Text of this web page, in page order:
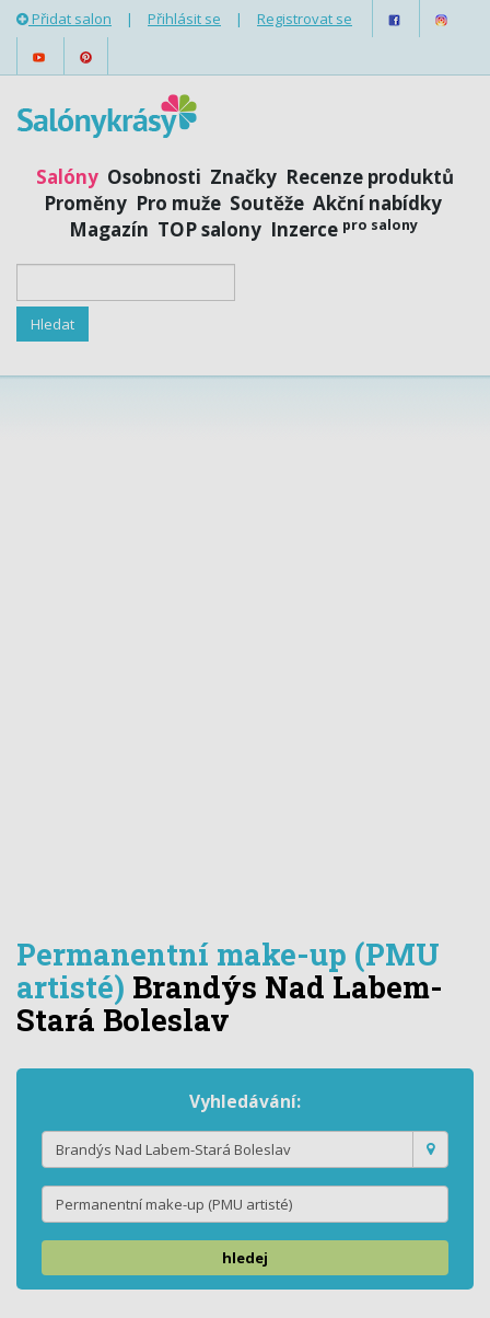
Přidat salon | Přihlásit se | Registrovat se
Salóny Osobnosti Značky Recenze produktů
Proměny Pro muže Soutěže Akční nabídky
Magazín TOP salony Inzerce pro salony
Permanentní make-up (PMU
artisté) Brandýs Nad Labem-
Stará Boleslav
Vyhledávání:
hledej